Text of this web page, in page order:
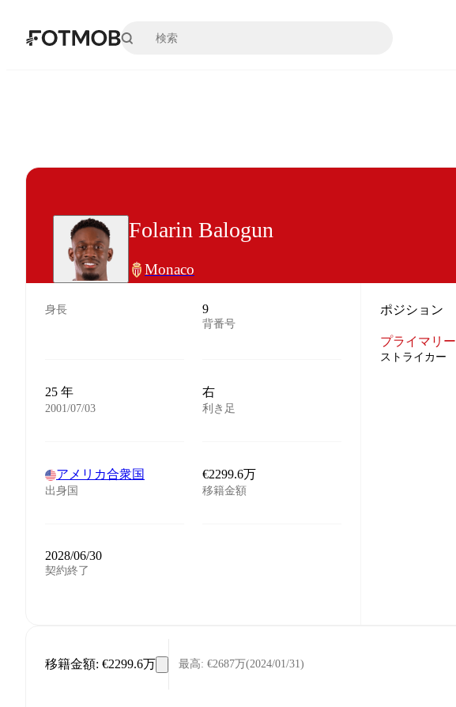
メインコンテンツへスキップ
Folarin Balogun
Monaco
身長 9
背番号
25 年
2001/07/03
右
利き足
アメリカ合衆国
出身国
€2299.6万
移籍金額
2028/06/30
契約終了
ポジション
プライマリー
ストライカー
移籍金額: €2299.6万 最高: €2687万(2024/01/31)